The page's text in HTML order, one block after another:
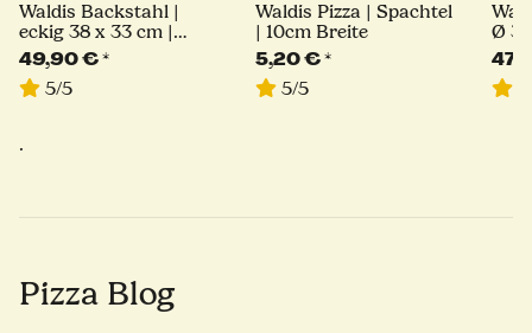
Waldis Backstahl |
eckig 38 x 33 cm |
6mm Stärke
49,90 €*
5/5
Waldis Pizza | Spachtel
| 10cm Breite
5,20 €*
5/5
Ø
.
Pizza Blog